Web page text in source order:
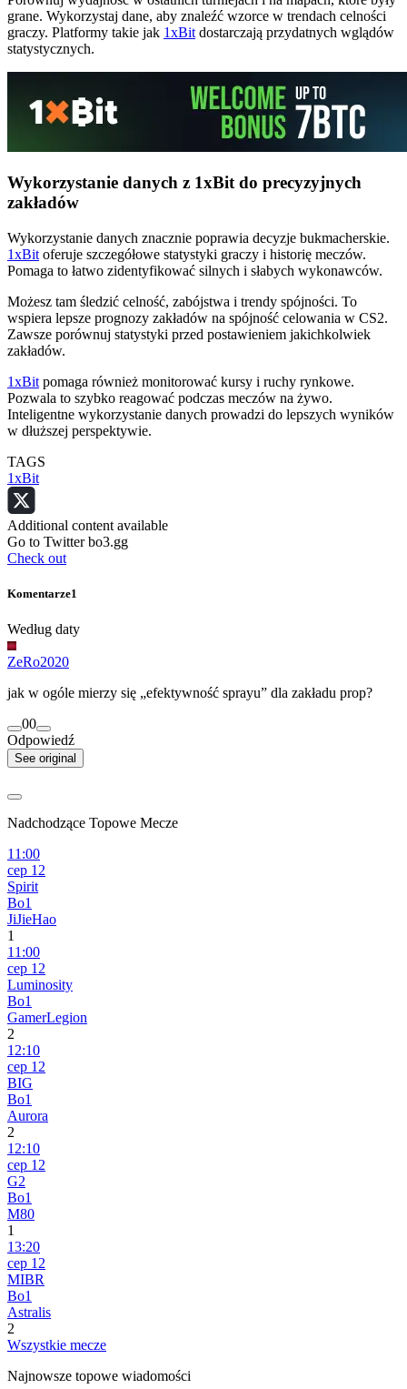
grane. Wykorzystaj dane, aby znaleźć wzorce w trendach celności
graczy. Platformy takie jak 1xBit dostarczają przydatnych wglądów
statystycznych.
Wykorzystanie danych z 1xBit do precyzyjnych
zakładów
Wykorzystanie danych znacznie poprawia decyzje bukmacherskie.
1xBit oferuje szczegółowe statystyki graczy i historię meczów.
Pomaga to łatwo zidentyfikować silnych i słabych wykonawców.
Możesz tam śledzić celność, zabójstwa i trendy spójności. To
wspiera lepsze prognozy zakładów na spójność celowania w CS2.
Zawsze porównuj statystyki przed postawieniem jakichkolwiek
zakładów.
1xBit pomaga również monitorować kursy i ruchy rynkowe.
Pozwala to szybko reagować podczas meczów na żywo.
Inteligentne wykorzystanie danych prowadzi do lepszych wyników
w dłuższej perspektywie.
TAGS
1xBit
Additional content available
Go to Twitter bo3.gg
Check out
Komentarze1
Według daty
ZeRo2020
jak w ogóle mierzy się „efektywność sprayu” dla zakładu prop?
00
Odpowiedź
See original
Nadchodzące Topowe Mecze
11:00
сер 12
Spirit
Bo1
JiJieHao
1
11:00
сер 12
Luminosity
Bo1
GamerLegion
2
12:10
сер 12
BIG
Bo1
Aurora
2
12:10
сер 12
G2
Bo1
M80
1
13:20
сер 12
MIBR
Bo1
Astralis
2
Wszystkie mecze
Najnowsze topowe wiadomości